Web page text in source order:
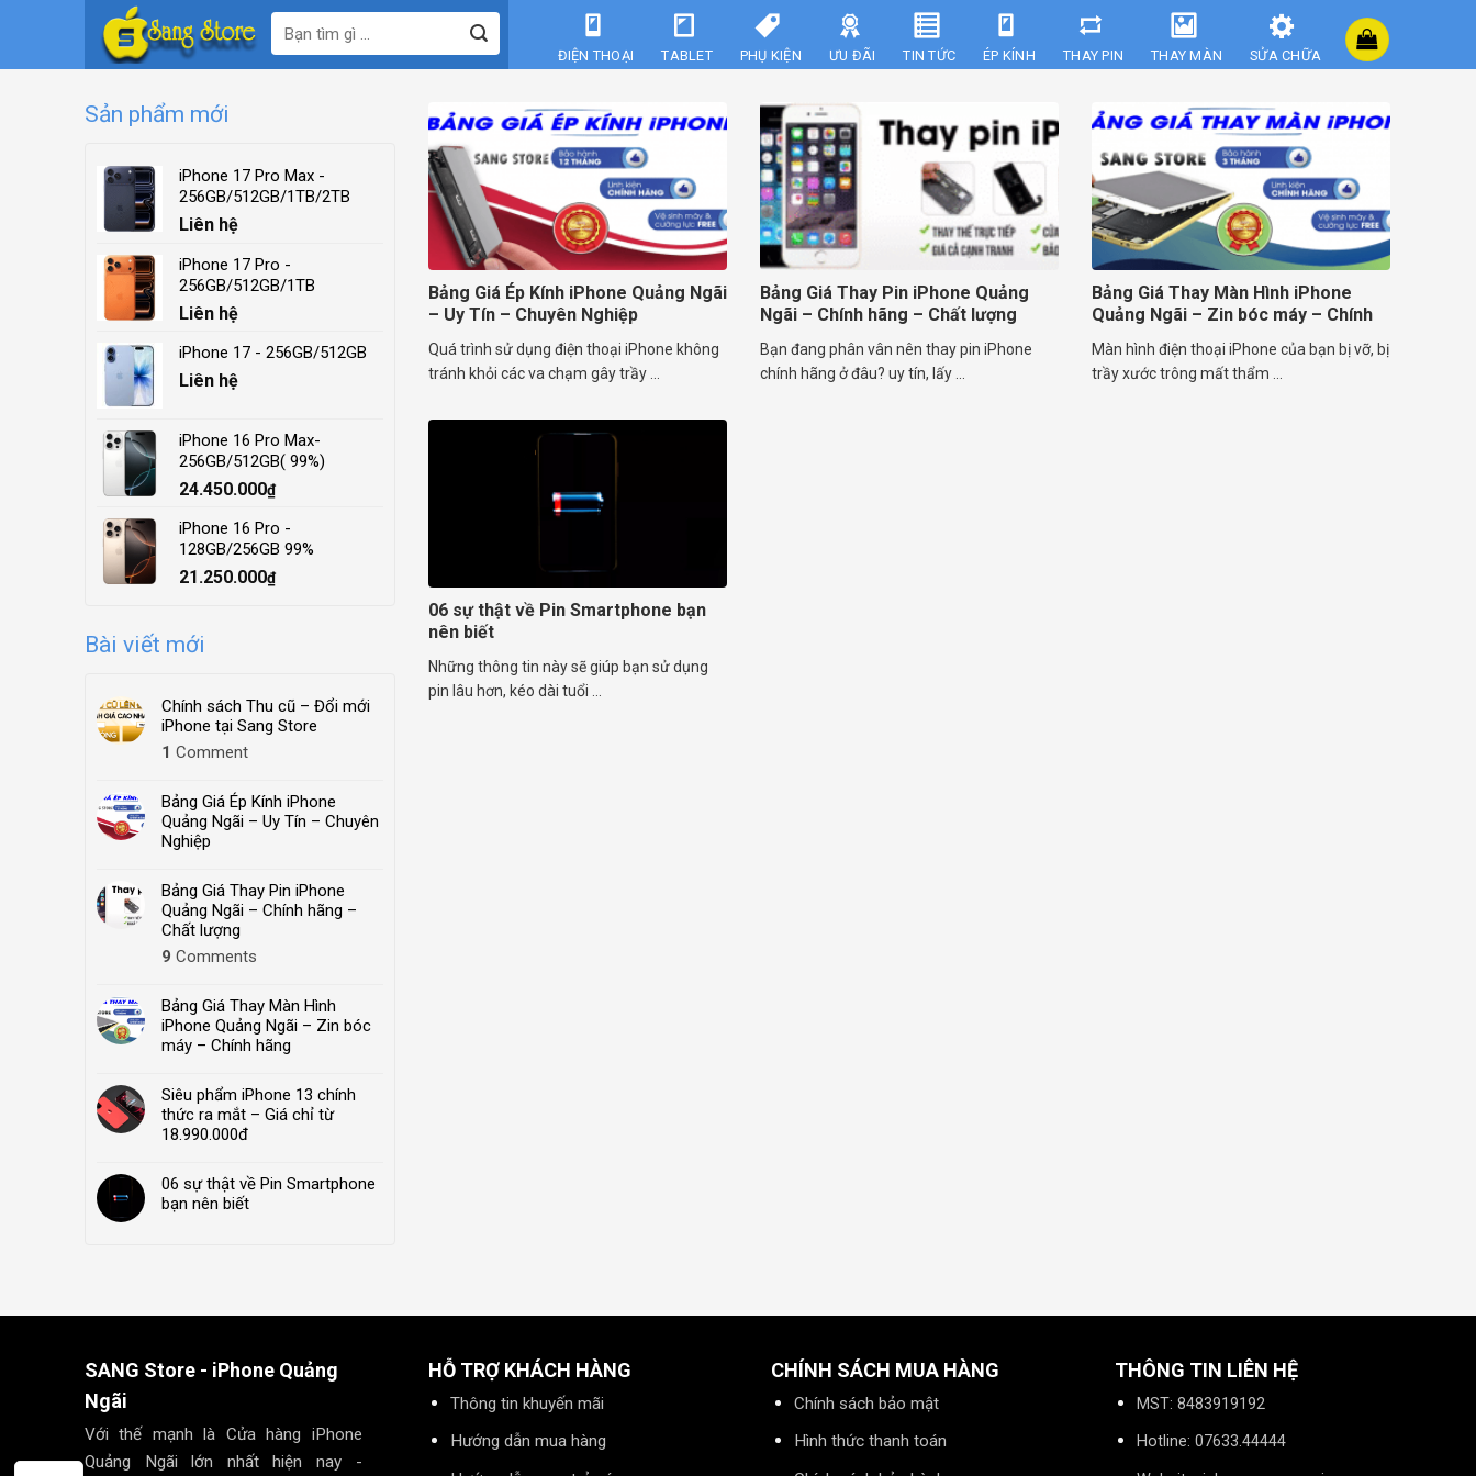
content
kiếm:
ĐIỆN THOẠI TABLET PHỤ KIỆN ƯU ĐÃI TIN TỨC ÉP KÍNH THAY PIN THAY MÀN SỬA CHỮA
Sản phẩm mới
iPhone 17 Pro Max -
256GB/512GB/1TB/2TB
Liên hệ
iPhone 17 Pro -
256GB/512GB/1TB
Liên hệ
iPhone 17 - 256GB/512GB
Liên hệ
iPhone 16 Pro Max-
256GB/512GB( 99%)
24.450.000₫
iPhone 16 Pro -
128GB/256GB 99%
21.250.000₫
Bài viết mới
Chính sách Thu cũ – Đổi mới
iPhone tại Sang Store
1 Comment
Bảng Giá Ép Kính iPhone
Quảng Ngãi – Uy Tín – Chuyên
Nghiệp
Bảng Giá Thay Pin iPhone
Quảng Ngãi – Chính hãng –
Chất lượng
9 Comments
Bảng Giá Thay Màn Hình
iPhone Quảng Ngãi – Zin bóc
máy – Chính hãng
Siêu phẩm iPhone 13 chính
thức ra mắt – Giá chỉ từ
18.990.000đ
06 sự thật về Pin Smartphone
bạn nên biết
Bảng Giá Ép Kính iPhone Quảng Ngãi
– Uy Tín – Chuyên Nghiệp
Quá trình sử dụng điện thoại iPhone không
tránh khỏi các va chạm gây trầy ...
Bảng Giá Thay Pin iPhone Quảng
Ngãi – Chính hãng – Chất lượng
Bạn đang phân vân nên thay pin iPhone
chính hãng ở đâu? uy tín, lấy ...
Bảng Giá Thay Màn Hình iPhone
Quảng Ngãi – Zin bóc máy – Chính
Màn hình điện thoại iPhone của bạn bị vỡ, bị
trầy xước trông mất thẩm ...
06 sự thật về Pin Smartphone bạn
nên biết
Những thông tin này sẽ giúp bạn sử dụng
pin lâu hơn, kéo dài tuổi ...
SANG Store - iPhone Quảng
Ngãi
Với thế mạnh là Cửa hàng iPhone
Quảng Ngãi lớn nhất hiện nay -
HỖ TRỢ KHÁCH HÀNG
Thông tin khuyến mãi
Hướng dẫn mua hàng
CHÍNH SÁCH MUA HÀNG
Chính sách bảo mật
Hình thức thanh toán
THÔNG TIN LIÊN HỆ
MST: 8483919192
Hotline: 07633.44444